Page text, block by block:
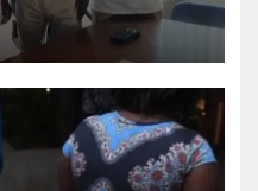
aux
de